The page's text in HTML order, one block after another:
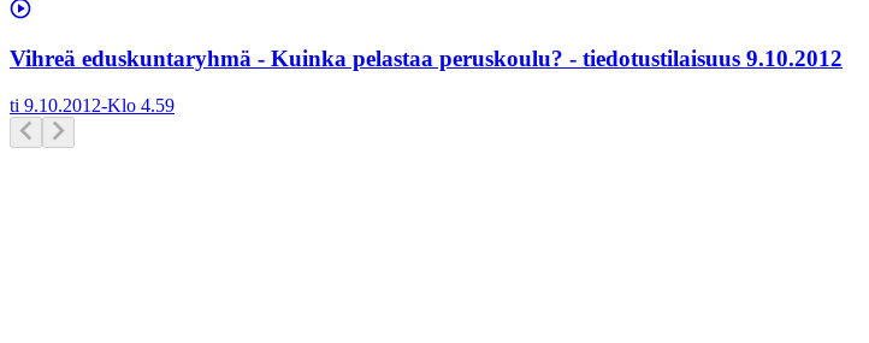
Vihreä eduskuntaryhmä - Kuinka pelastaa peruskoulu? - tiedotustilaisuus 9.10.2012
ti 9.10.2012-Klo 4.59